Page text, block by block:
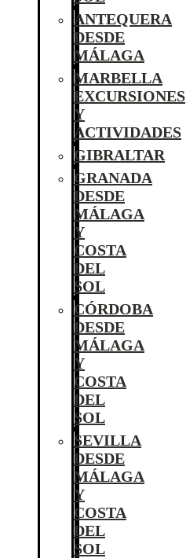
ANTEQUERA
DESDE
MÁLAGA
MARBELLA
EXCURSIONES
Y
ACTIVIDADES
GIBRALTAR
GRANADA
DESDE
MÁLAGA
Y
COSTA
DEL
SOL
CÓRDOBA
DESDE
MÁLAGA
Y
COSTA
DEL
SOL
SEVILLA
DESDE
MÁLAGA
Y
COSTA
DEL
SOL